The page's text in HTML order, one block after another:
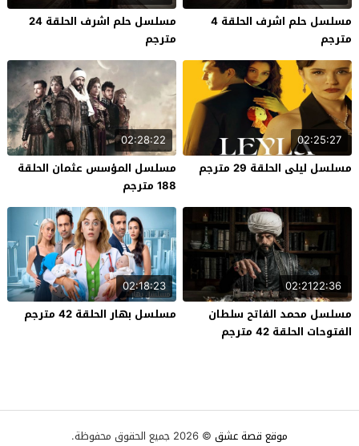
مسلسل حلم اشرف الحلقة 4
مترجم
مسلسل حلم اشرف الحلقة 24
مترجم
02:25:27
مسلسل ليلى الحلقة 29 مترجم
02:28:22
مسلسل المؤسس عثمان الحلقة
188 مترجم
02:2122:36
مسلسل محمد الفاتح سلطان
الفتوحات الحلقة 42 مترجم
02:18:23
مسلسل بهار الحلقة 42 مترجم
موقع قصة عشق © 2026 جميع الحقوق محفوظة.